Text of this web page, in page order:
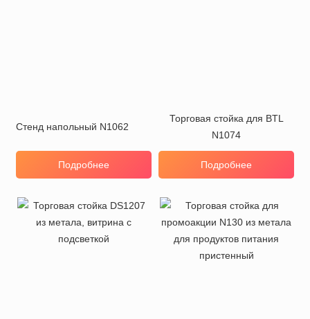
Стенд напольный N1062
Подробнее
Торговая стойка для BTL
N1074
Подробнее